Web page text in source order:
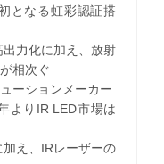
となる虹彩認証搭
力化に加え、放射
相次ぐ
ーションメーカー
よりIR LED市場は
え、IRレーザーの